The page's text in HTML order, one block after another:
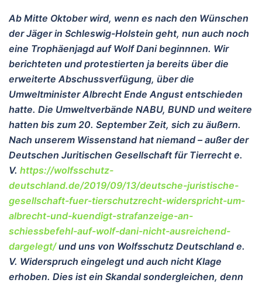
Ab Mitte Oktober wird, wenn es nach den Wünschen
der Jäger in Schleswig-Holstein geht, nun auch noch
eine Trophäenjagd auf Wolf Dani beginnnen. Wir
berichteten und protestierten ja bereits über die
erweiterte Abschussverfügung, über die
Umweltminister Albrecht Ende Angust entschieden
hatte. Die Umweltverbände NABU, BUND und weitere
hatten bis zum 20. September Zeit, sich zu äußern.
Nach unserem Wissenstand hat niemand – außer der
Deutschen Juritischen Gesellschaft für Tierrecht e.
V. https://wolfsschutz-
deutschland.de/2019/09/13/deutsche-juristische-
gesellschaft-fuer-tierschutzrecht-widerspricht-um-
albrecht-und-kuendigt-strafanzeige-an-
schiessbefehl-auf-wolf-dani-nicht-ausreichend-
dargelegt/und uns von Wolfsschutz Deutschland e.
V. Widerspruch eingelegt und auch nicht Klage
erhoben. Dies ist ein Skandal sondergleichen, denn